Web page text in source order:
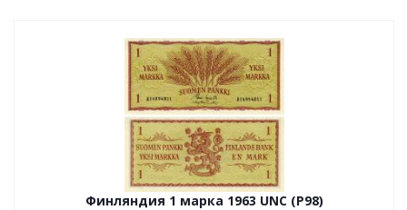
Финляндия 1 марка 1963 UNC (P98)